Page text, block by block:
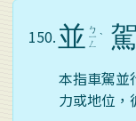
150. 並 ㄅ
ㄧ
ㄥ
ˋ 駕
本指車駕並
力或地位，